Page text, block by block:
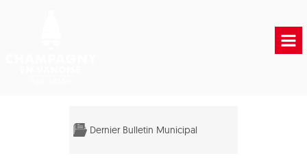
Dernier Bulletin Municipal